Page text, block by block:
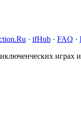
· ifHub · FAQ ·
играх